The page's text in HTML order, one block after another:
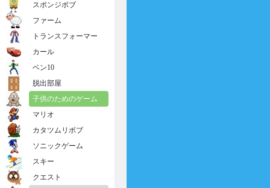
スポンジボブ
ファーム
トランスフォーマー
カール
ベン10
脱出部屋
子供のためのゲーム
マリオ
カタツムリボブ
ソニックゲーム
スキー
クエスト